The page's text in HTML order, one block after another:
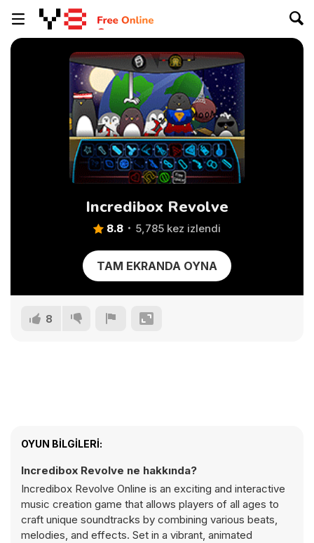
Incredibox Revolve
8.8 5,785 kez izlendi
TAM EKRANDA OYNA
8
OYUN BILGILERI:
Incredibox Revolve ne hakkında?
Incredibox Revolve Online is an exciting and interactive
music creation game that allows players of all ages to
craft unique soundtracks by combining various beats,
melodies, and effects. Set in a vibrant, animated